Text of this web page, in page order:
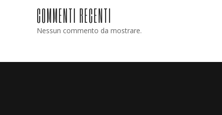
COMMENTI RECENTI
Nessun commento da mostrare.